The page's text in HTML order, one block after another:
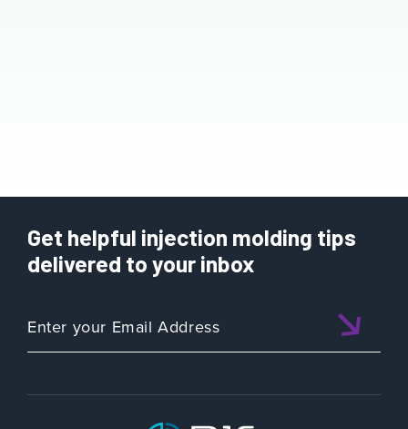
Get helpful injection molding tips
delivered to your inbox